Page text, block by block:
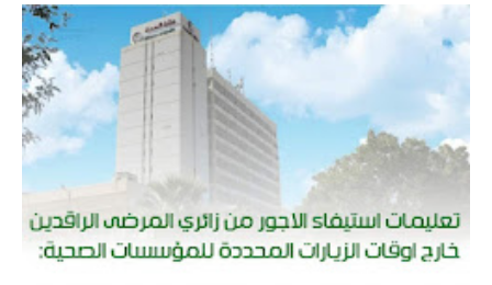
المرحلة الابتدائية
المرحلة المتوسطة
المرحلة الاعدادية
اسئلة وزارية
المرحلة الابتدائية